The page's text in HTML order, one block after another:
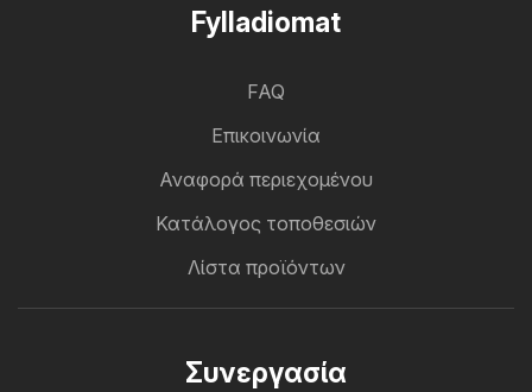
Fylladiomat
FAQ
Επικοινωνία
Αναφορά περιεχομένου
Κατάλογος τοποθεσιών
Λίστα προϊόντων
Συνεργασία